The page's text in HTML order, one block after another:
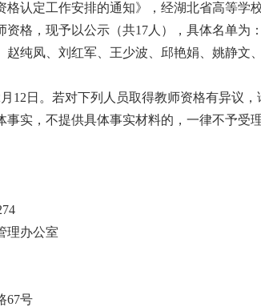
格认定工作安排的通知》，经湖北省高等学
格，现予以公示（共17人），具体名单为
纯凤、刘红军、王少波、邱艳娟、姚静文
12日。若对下列人员取得教师资格有异议
实，不提供具体事实材料的，一律不予受理
理办公室
67号